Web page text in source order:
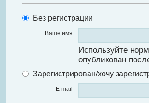
Без регистрации
Ваше имя
Используйте
опубликован
Зарегистрирован/хочу
E-mail